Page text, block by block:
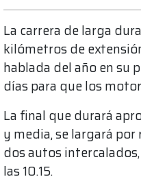
La carrera de larga
kilómetros de
hablada del año en su
días para que los
La final que durará
y media, se largará
dos autos
las 10.15.